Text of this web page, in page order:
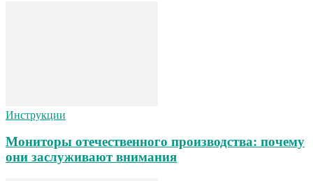
Инструкции
Мониторы отечественного производства: почему
они заслуживают внимания